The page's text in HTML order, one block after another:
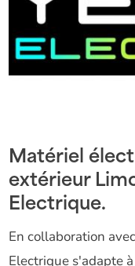
Matériel
extérieur
Electrique.
En collaboration
Electrique s'adapte